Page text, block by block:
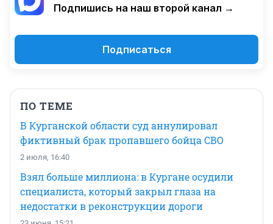
Подпишись на наш второй канал →
Подписаться
ПО ТЕМЕ
В Курганской области суд аннулировал
фиктивный брак пропавшего бойца СВО
2 июля, 16:40
Взял больше миллиона: в Кургане осудили
специалиста, который закрыл глаза на
недостатки в реконструкции дороги